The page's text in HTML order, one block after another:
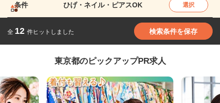
条件 ひげ・ネイル・ピアスOK 選択
全 12 件ヒットしました 検索条件を保存
東京都のピックアップPR求人